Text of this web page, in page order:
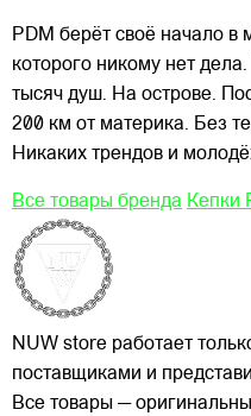
PDM берёт своё начало в
которого никому нет
тысяч душ. На острове.
200 км от материка. Без
Никаких трендов и
Все товары бренда Кепки
NUW store работает
поставщиками и
Все товары —